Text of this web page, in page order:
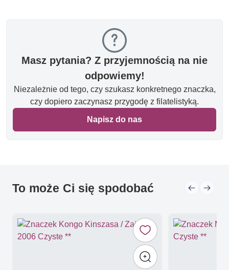
Masz pytania? Z przyjemnością na nie
odpowiemy!
Niezależnie od tego, czy szukasz konkretnego znaczka,
czy dopiero zaczynasz przygodę z filatelistyką.
Napisz do nas
To może Ci się spodobać